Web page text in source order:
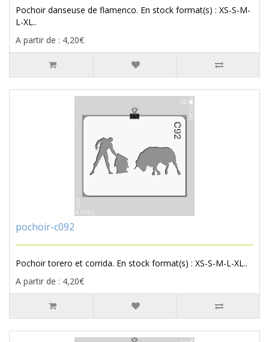
Pochoir danseuse de flamenco. En stock format(s) : XS-S-M-
L-XL..
A partir de : 4,20€
pochoir-c092
Pochoir torero et corrida. En stock format(s) : XS-S-M-L-XL..
A partir de : 4,20€